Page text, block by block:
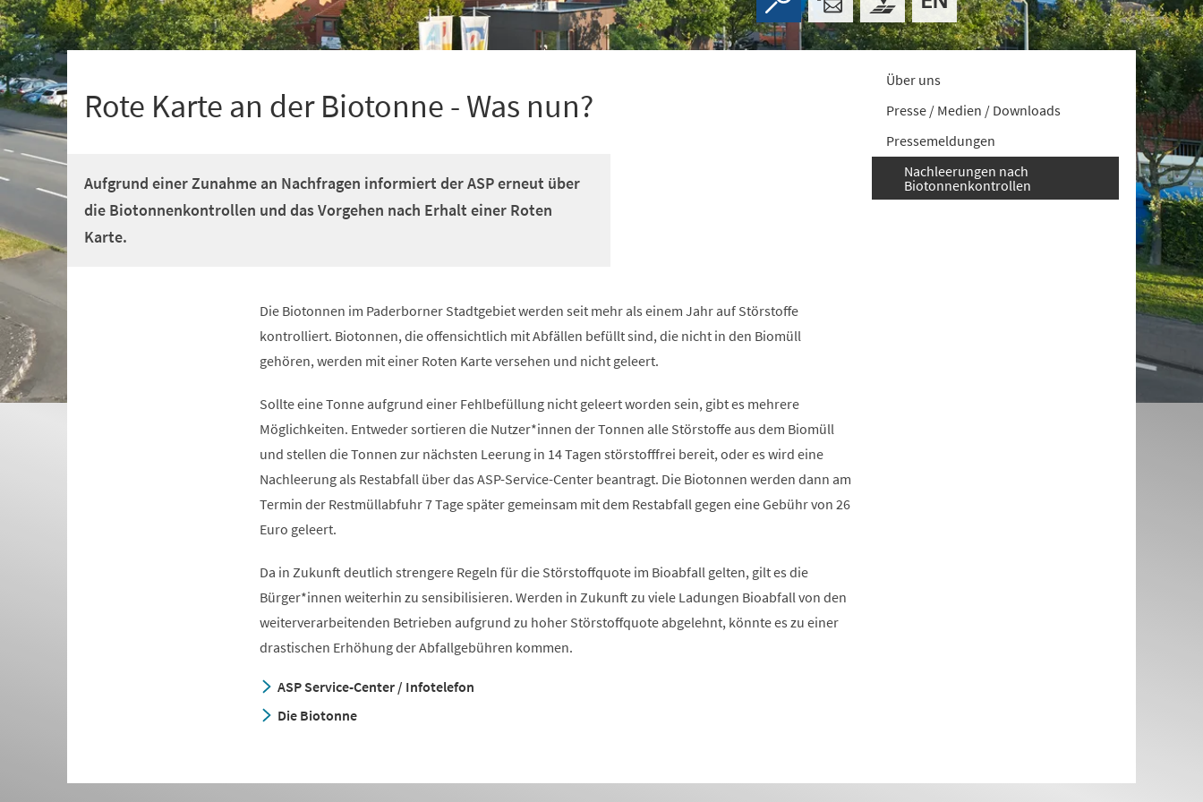
+
1
Rote Karte an der Biotonne - Was nun?
Aufgrund einer Zunahme an Nachfragen informiert der ASP erneut über
die Biotonnenkontrollen und das Vorgehen nach Erhalt einer Roten
Karte.
Die Biotonnen im Paderborner Stadtgebiet werden seit mehr als einem Jahr auf Störstoffe
kontrolliert. Biotonnen, die offensichtlich mit Abfällen befüllt sind, die nicht in den Biomüll
gehören, werden mit einer Roten Karte versehen und nicht geleert.
Sollte eine Tonne aufgrund einer Fehlbefüllung nicht geleert worden sein, gibt es mehrere
Möglichkeiten. Entweder sortieren die Nutzer*innen der Tonnen alle Störstoffe aus dem Biomüll
und stellen die Tonnen zur nächsten Leerung in 14 Tagen störstofffrei bereit, oder es wird eine
Nachleerung als Restabfall über das ASP-Service-Center beantragt. Die Biotonnen werden dann am
Termin der Restmüllabfuhr 7 Tage später gemeinsam mit dem Restabfall gegen eine Gebühr von 26
Euro geleert.
Da in Zukunft deutlich strengere Regeln für die Störstoffquote im Bioabfall gelten, gilt es die
Bürger*innen weiterhin zu sensibilisieren. Werden in Zukunft zu viele Ladungen Bioabfall von den
weiterverarbeitenden Betrieben aufgrund zu hoher Störstoffquote abgelehnt, könnte es zu einer
drastischen Erhöhung der Abfallgebühren kommen.
ASP Service-Center / Infotelefon
Die Biotonne
Über uns
Presse / Medien / Downloads
Pressemeldungen
Nachleerungen nach
Biotonnenkontrollen